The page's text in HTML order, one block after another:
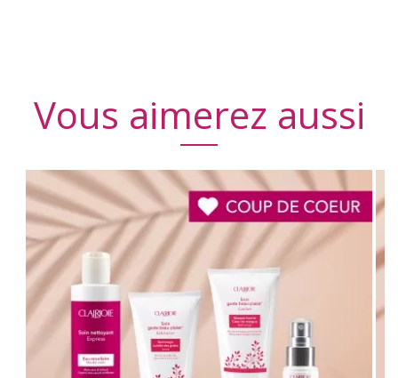
Vous aimerez aussi